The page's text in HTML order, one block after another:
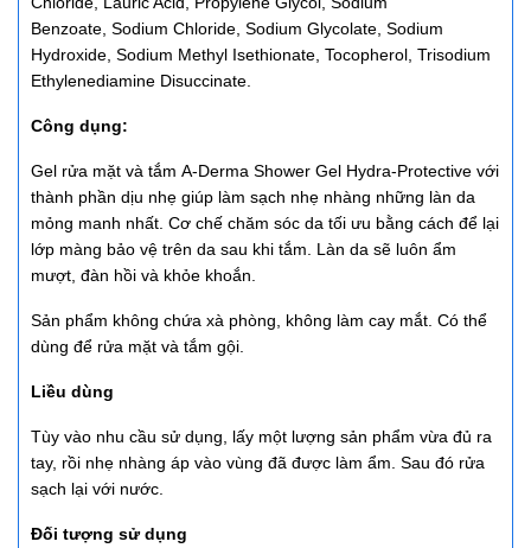
Benzoate, Sodium Chloride, Sodium Glycolate, Sodium
Hydroxide, Sodium Methyl Isethionate, Tocopherol, Trisodium
Ethylenediamine Disuccinate.
Công dụng:
Gel rửa mặt và tắm A-Derma Shower Gel Hydra-Protective với
thành phần dịu nhẹ giúp làm sạch nhẹ nhàng những làn da
mỏng manh nhất. Cơ chế chăm sóc da tối ưu bằng cách để lại
lớp màng bảo vệ trên da sau khi tắm. Làn da sẽ luôn ẩm
mượt, đàn hồi và khỏe khoắn.
Sản phẩm không chứa xà phòng, không làm cay mắt. Có thể
dùng để rửa mặt và tắm gội.
Liều dùng
Tùy vào nhu cầu sử dụng, lấy một lượng sản phẩm vừa đủ ra
tay, rồi nhẹ nhàng áp vào vùng đã được làm ẩm. Sau đó rửa
sạch lại với nước.
Đối tượng sử dụng